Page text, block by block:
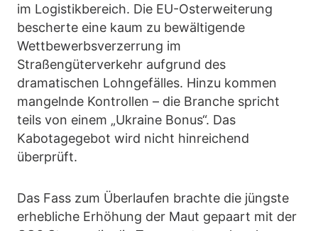
im Logistikbereich. Die EU-Osterweiterung
bescherte eine kaum zu bewältigende
Wettbewerbsverzerrung im
Straßengüterverkehr aufgrund des
dramatischen Lohngefälles. Hinzu kommen
mangelnde Kontrollen – die Branche spricht
teils von einem „Ukraine Bonus“. Das
Kabotagegebot wird nicht hinreichend
überprüft.
Das Fass zum Überlaufen brachte die jüngste
erhebliche Erhöhung der Maut gepaart mit der